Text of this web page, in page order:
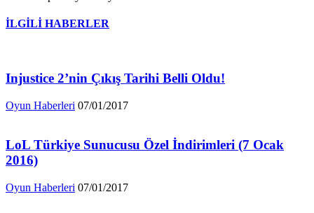
İLGİLİ HABERLER
Injustice 2’nin Çıkış Tarihi Belli Oldu!
Oyun Haberleri 07/01/2017
LoL Türkiye Sunucusu Özel İndirimleri (7 Ocak
2016)
Oyun Haberleri 07/01/2017